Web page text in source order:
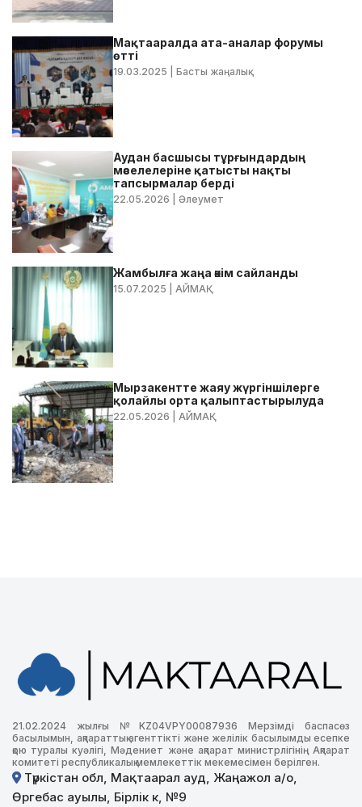
Мақтааралда ата-аналар форумы
өтті
19.03.2025 | Басты жаңалық
Аудан басшысы тұрғындардың
мәселелеріне қатысты нақты
тапсырмалар берді
22.05.2026 | Әлеумет
Жамбылға жаңа әкім сайланды
15.07.2025 | АЙМАҚ
Мырзакентте жаяу жүргіншілерге
қолайлы орта қалыптастырылуда
22.05.2026 | АЙМАҚ
21.02.2024 жылғы №KZ04VPY00087936 Мерзімді баспасөз
басылымын, ақпараттық агенттікті және желілік басылымды есепке
қою туралы куәлігі, Мәдениет және ақпарат министрлігінің Ақпарат
комитеті республикалық мемлекеттік мекемесімен берілген.
Түркістан обл, Мақтаарал ауд, Жаңажол а/о,
Өргебас ауылы, Бірлік к, №9